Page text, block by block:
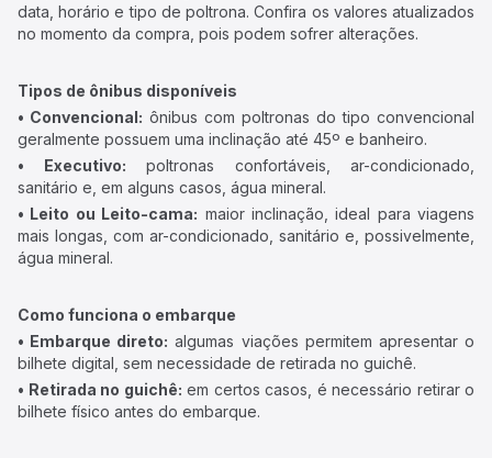
data, horário e tipo de poltrona. Confira os valores atualizados
no momento da compra, pois podem sofrer alterações.
Tipos de ônibus disponíveis
• Convencional: ônibus com poltronas do tipo convencional
geralmente possuem uma inclinação até 45º e banheiro.
• Executivo: poltronas confortáveis, ar-condicionado,
sanitário e, em alguns casos, água mineral.
• Leito ou Leito-cama: maior inclinação, ideal para viagens
mais longas, com ar-condicionado, sanitário e, possivelmente,
água mineral.
Como funciona o embarque
• Embarque direto: algumas viações permitem apresentar o
bilhete digital, sem necessidade de retirada no guichê.
• Retirada no guichê: em certos casos, é necessário retirar o
bilhete físico antes do embarque.